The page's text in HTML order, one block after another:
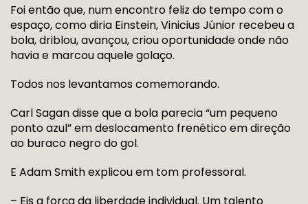
Foi então que, num encontro feliz do tempo com o
espaço, como diria Einstein, Vinicius Júnior recebeu a
bola, driblou, avançou, criou oportunidade onde não
havia e marcou aquele golaço.
Todos nos levantamos comemorando.
Carl Sagan disse que a bola parecia “um pequeno
ponto azul” em deslocamento frenético em direção
ao buraco negro do gol.
E Adam Smith explicou em tom professoral.